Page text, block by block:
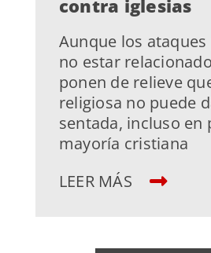
contra iglesias
Aunque los ataques
no estar
ponen de relieve
religiosa no puede
sentada, incluso en
mayoría cristiana
LEER MÁS